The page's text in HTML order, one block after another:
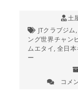
狸
も
い
る
は
土
JTクラブジム
ング世界チャン
ムエタイ 全日
ー
今
コメ